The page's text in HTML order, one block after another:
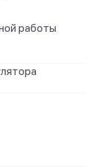
работы